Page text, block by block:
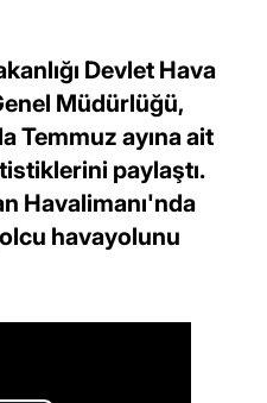
Devlet Hava
Müdürlüğü,
Temmuz ayına ait
paylaştı.
Havalimanı'nda
havayolunu